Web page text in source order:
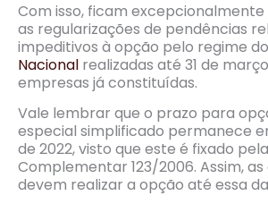
Com isso, ficam
as regularizações de pendências
impeditivos à opção pelo regime do
Nacional realizadas até 31 de
empresas já constituídas.
Vale lembrar que o prazo para
especial simplificado permanece
de 2022, visto que este é fixado
Complementar 123/2006. Assim,
devem realizar a opção até essa